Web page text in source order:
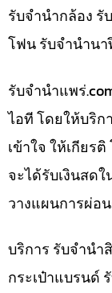
รับจำนำกล้อง
โฟน รับจำนำนา
รับจํานําแพร่
ไอที โดยให้บริก
เข้าใจ ให้เกียร
จะได้รับเงินสด
วางแผนการผ่อ
บริการ รับจำนำ
กระเป๋าแบรนด์